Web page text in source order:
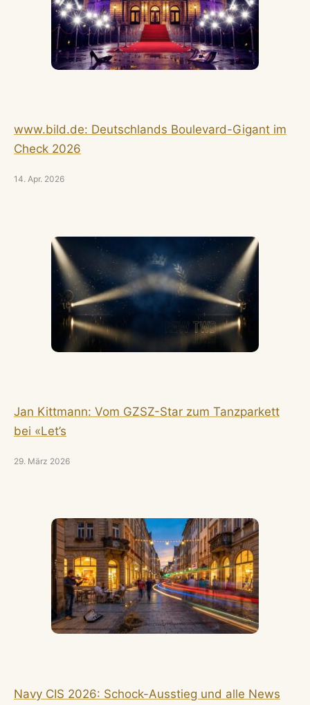
www.bild.de: Deutschlands Boulevard-Gigant im
Check 2026
14. Apr. 2026
Jan Kittmann: Vom GZSZ-Star zum Tanzparkett
bei «Let’s
29. März 2026
Navy CIS 2026: Schock-Ausstieg und alle News